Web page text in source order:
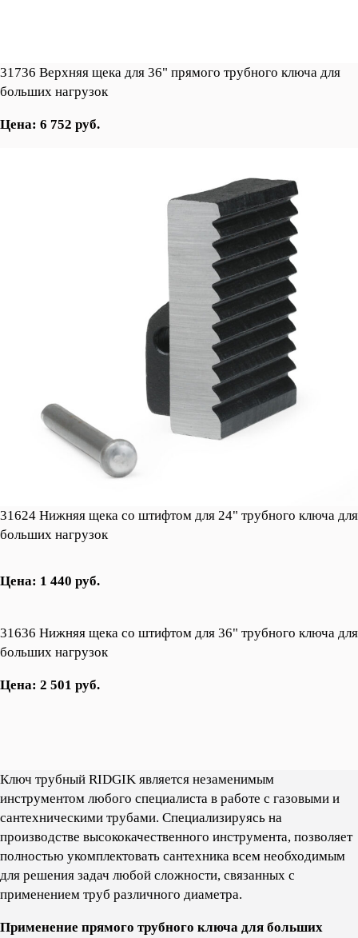
31736 Верхняя щека для 36" прямого трубного ключа для
больших нагрузок
Цена: 6 752 руб.
31624 Нижняя щека со штифтом для 24" трубного ключа для
больших нагрузок
Цена: 1 440 руб.
31636 Нижняя щека со штифтом для 36" трубного ключа для
больших нагрузок
Цена: 2 501 руб.
Ключ трубный RIDGIK является незаменимым
инструментом любого специалиста в работе с газовыми и
сантехническими трубами. Cпециализируясь на
производстве высококачественного инструмента, позволяет
полностью укомплектовать сантехника всем необходимым
для решения задач любой сложности, связанных с
применением труб различного диаметра.
Применение прямого трубного ключа для больших